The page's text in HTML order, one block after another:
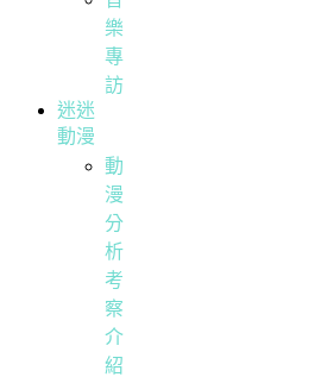
樂
專
訪
迷迷
動漫
動
漫
分
析
考
察
介
紹